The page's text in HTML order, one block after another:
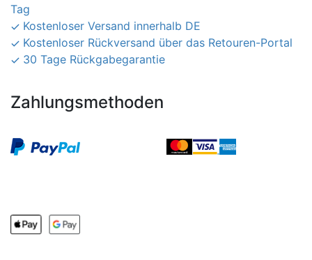
Tag
Kostenloser Versand innerhalb DE
Kostenloser Rückversand über das Retouren-Portal
30 Tage Rückgabegarantie
Zahlungsmethoden